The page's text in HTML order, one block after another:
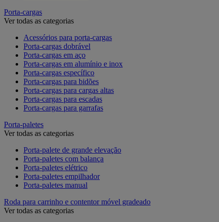
Porta-cargas
Ver todas as categorias
Acessórios para porta-cargas
Porta-cargas dobrável
Porta-cargas em aço
Porta-cargas em alumínio e inox
Porta-cargas específico
Porta-cargas para bidões
Porta-cargas para cargas altas
Porta-cargas para escadas
Porta-cargas para garrafas
Porta-paletes
Ver todas as categorias
Porta-palete de grande elevação
Porta-paletes com balança
Porta-paletes elétrico
Porta-paletes empilhador
Porta-paletes manual
Roda para carrinho e contentor móvel gradeado
Ver todas as categorias